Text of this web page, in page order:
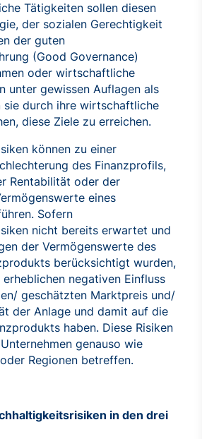
Tätigkeiten sollen diesen
der sozialen Gerechtigkeit
der guten
(Good Governance)
oder wirtschaftliche
unter gewissen Auflagen als
sie durch ihre wirtschaftliche
diese Ziele zu erreichen.
können zu einer
des Finanzprofils,
Rentabilität oder der
eines
Sofern
nicht bereits erwartet und
der Vermögenswerte des
berücksichtigt wurden,
erheblichen negativen Einfluss
geschätzten Marktpreis und/
der Anlage und damit auf die
haben. Diese Risiken
genauso wie
Regionen betreffen.
in den drei